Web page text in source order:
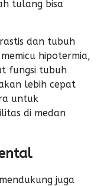
tulang bisa
dan tubuh
hipotermia,
fungsi tubuh
lebih cepat
untuk
di medan
juga